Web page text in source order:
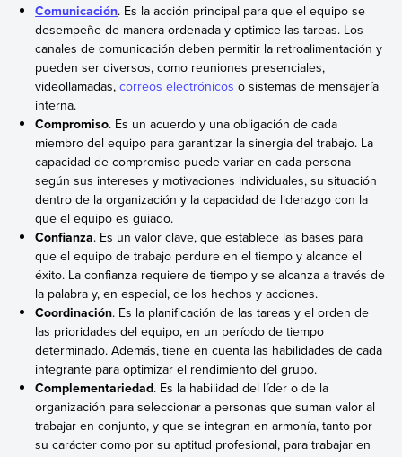
Comunicación. Es la acción principal para que el equipo se
desempeñe de manera ordenada y optimice las tareas. Los
canales de comunicación deben permitir la retroalimentación y
pueden ser diversos, como reuniones presenciales,
videollamadas,correos electrónicos o sistemas de mensajería
interna.
Compromiso. Es un acuerdo y una obligación de cada
miembro del equipo para garantizar la sinergia del trabajo. La
capacidad de compromiso puede variar en cada persona
según sus intereses y motivaciones individuales, su situación
dentro de la organización y la capacidad de liderazgo con la
que el equipo es guiado.
Confianza. Es un valor clave, que establece las bases para
que el equipo de trabajo perdure en el tiempo y alcance el
éxito. La confianza requiere de tiempo y se alcanza a través de
la palabra y, en especial, de los hechos y acciones.
Coordinación. Es la planificación de las tareas y el orden de
las prioridades del equipo, en un período de tiempo
determinado. Además, tiene en cuenta las habilidades de cada
integrante para optimizar el rendimiento del grupo.
Complementariedad. Es la habilidad del líder o de la
organización para seleccionar a personas que suman valor al
trabajar en conjunto, y que se integran en armonía, tanto por
su carácter como por su aptitud profesional, para trabajar en